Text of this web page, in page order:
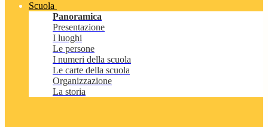
Scuola
Panoramica
Presentazione
I luoghi
Le persone
I numeri della scuola
Le carte della scuola
Organizzazione
La storia